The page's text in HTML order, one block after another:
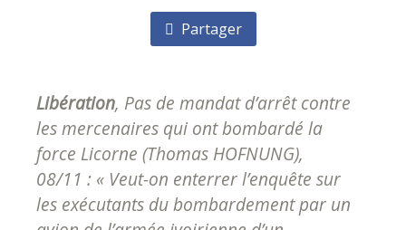
Partager
Libération, Pas de mandat d’arrêt contre
les mercenaires qui ont bombardé la
force Licorne (Thomas HOFNUNG),
08/11 : « Veut-on enterrer l’enquête sur
les exécutants du bombardement par un